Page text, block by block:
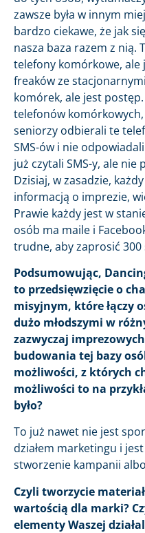
zawsze była w innym
bardzo ciekawe, że jak
nasza baza razem z nią.
telefony komórkowe, ale
freaków ze
komórek, ale jest
telefonów
seniorzy odbierali te
SMS-ów i nie
już czytali SMS-y, ale
Dzisiaj, w zasadzie,
informacją o imprezie,
Prawie każdy jest w
osób ma maile i
trudne, aby zaprosić
Podsumowując,
to przedsięwzięcie o
misyjnym, które łączy
dużo młodszymi w
zazwyczaj
budowania tej bazy
możliwości, z których
możliwości to na
było?
To już nawet nie jest
działem marketingu i
stworzenie kampanii
Czyli tworzycie
wartością dla marki?
elementy Waszej